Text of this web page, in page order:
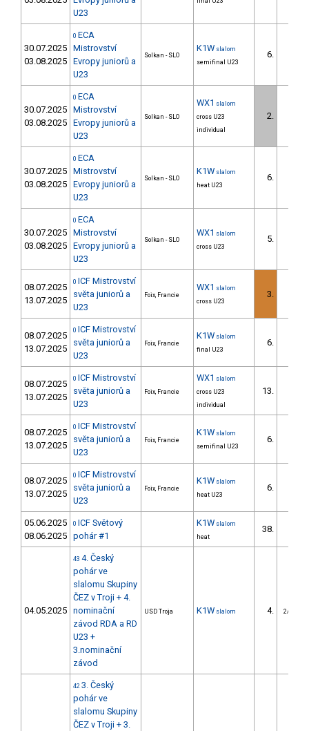
U23
30.07.2025
03.08.2025
0 ECA
Mistrovství
Evropy juniorů a
U23
Solkan - SLO
K1W slalom
semifinal U23
6.
30.07.2025
03.08.2025
0 ECA
Mistrovství
Evropy juniorů a
U23
Solkan - SLO
WX1 slalom
cross U23
individual
2.
30.07.2025
03.08.2025
0 ECA
Mistrovství
Evropy juniorů a
U23
Solkan - SLO
K1W slalom
heat U23
6.
30.07.2025
03.08.2025
0 ECA
Mistrovství
Evropy juniorů a
U23
Solkan - SLO
WX1 slalom
cross U23
5.
08.07.2025
13.07.2025
0 ICF Mistrovství
světa juniorů a
U23
Foix, Francie
WX1 slalom
cross U23
3.
08.07.2025
13.07.2025
0 ICF Mistrovství
světa juniorů a
U23
Foix, Francie
K1W slalom
final U23
6.
08.07.2025
13.07.2025
0 ICF Mistrovství
světa juniorů a
U23
Foix, Francie
WX1 slalom
cross U23
individual
13.
08.07.2025
13.07.2025
0 ICF Mistrovství
světa juniorů a
U23
Foix, Francie
K1W slalom
semifinal U23
6.
08.07.2025
13.07.2025
0 ICF Mistrovství
světa juniorů a
U23
Foix, Francie
K1W slalom
heat U23
6.
05.06.2025
08.06.2025
0 ICF Světový
pohár #1
K1W slalom
heat
38.
04.05.2025
43 4. Český
pohár ve
slalomu Skupiny
ČEZ v Troji + 4.
nominační
závod RDA a RD
U23 +
3.nominační
závod
USD Troja K1W slalom 4. 2/U23
42 3. Český
pohár ve
slalomu Skupiny
ČEZ v Troji + 3.